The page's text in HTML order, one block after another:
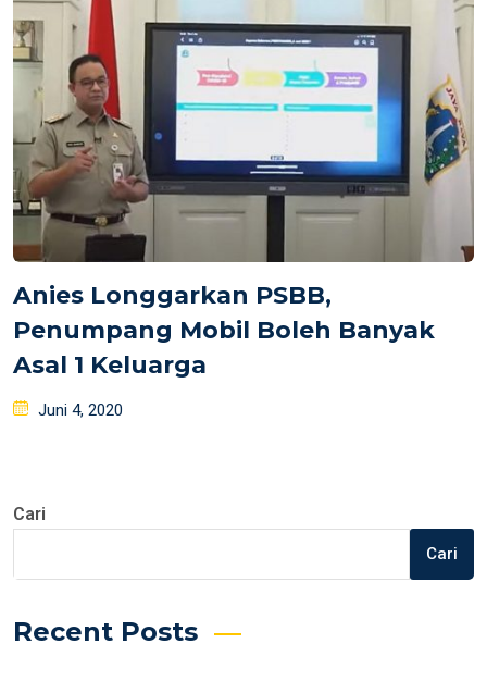
Anies Longgarkan PSBB,
Penumpang Mobil Boleh Banyak
Asal 1 Keluarga
Posted
Juni 4, 2020
Cari
Cari
Recent Posts